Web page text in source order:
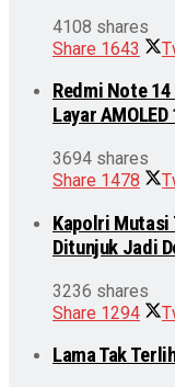
4108 shares
Share 1643
Redmi Note 14
Layar
3694 shares
Share 1478
Kapolri Mutasi
Ditunjuk Jadi
3236 shares
Share 1294
Lama Tak